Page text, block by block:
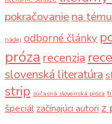
pokračovaniena tému
nádej odborné články
próza recenzia
slovenská literatúra
strip súčasná slovenská próza
špeciál začínajúci autori z